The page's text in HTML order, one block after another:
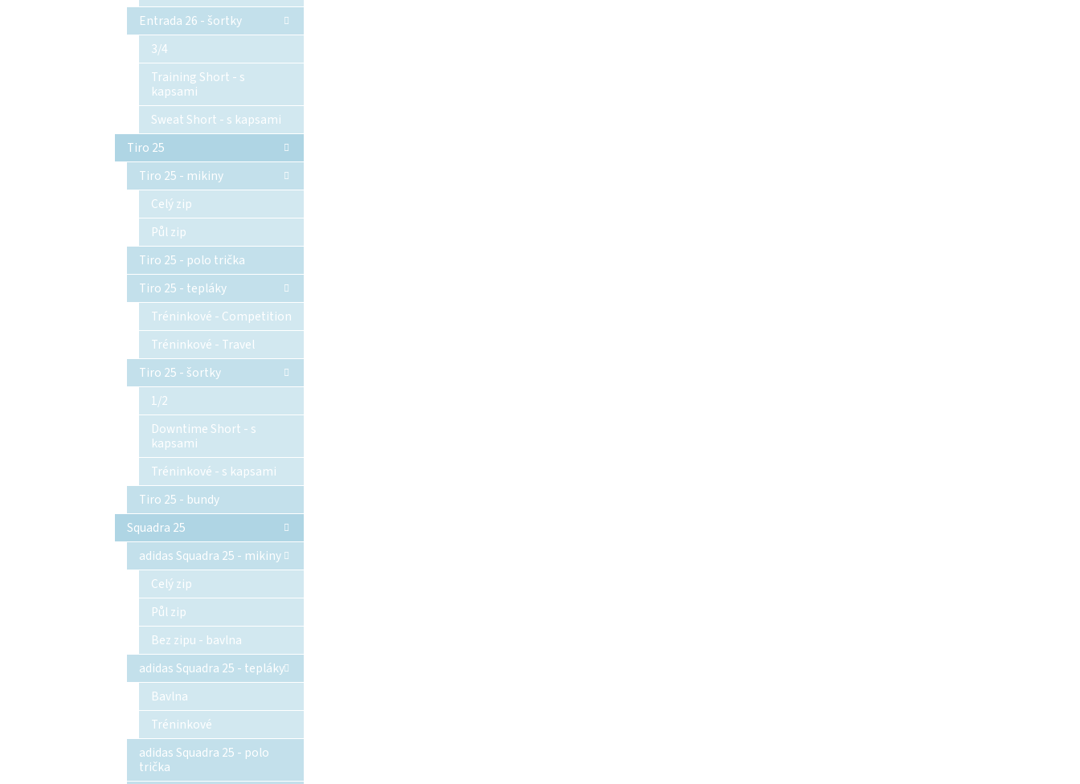
Entrada 26 - šortky
3/4
Training Short - s
kapsami
Sweat Short - s kapsami
Tiro 25
Tiro 25 - mikiny
Celý zip
Půl zip
Tiro 25 - polo trička
Tiro 25 - tepláky
Tréninkové - Competition
Tréninkové - Travel
Tiro 25 - šortky
1/2
Downtime Short - s
kapsami
Tréninkové - s kapsami
Tiro 25 - bundy
Squadra 25
adidas Squadra 25 - mikiny
Celý zip
Půl zip
Bez zipu - bavlna
adidas Squadra 25 - tepláky
Bavlna
Tréninkové
adidas Squadra 25 - polo
trička